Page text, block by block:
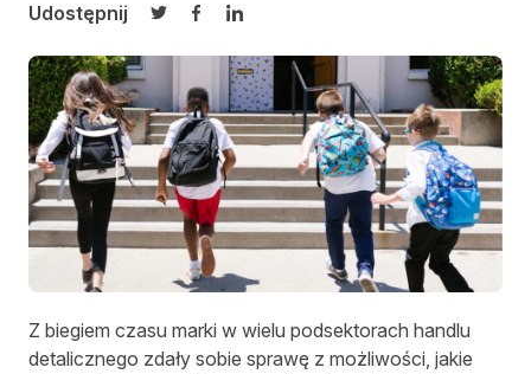
Udostępnij
Udostępnij na Twitterze
Udostępnij na Facebooku
Udostępnij na LinkedIn
Z biegiem czasu marki w wielu podsektorach handlu
detalicznego zdały sobie sprawę z możliwości, jakie